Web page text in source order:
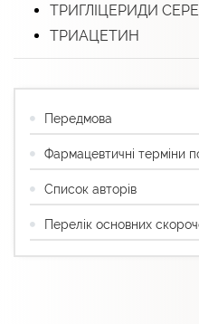
ТРИГЛІЦЕРИДИ
ТРИАЦЕТИН
Передмова
Фармацевтичні терміни
Список авторів
Перелік основних